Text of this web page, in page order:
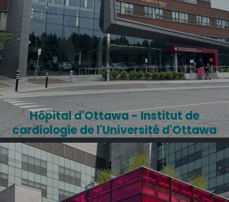
Hôpital d'Ottawa - Institut de
cardiologie de l'Université d'Ottawa